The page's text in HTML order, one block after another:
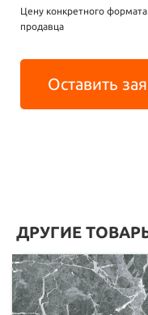
Цену конкретного
продавца
Оставить
ДРУГИЕ